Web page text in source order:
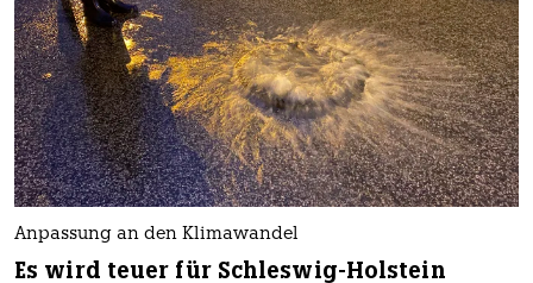
Anpassung an den Klimawandel
Es wird teuer für Schleswig-Holstein